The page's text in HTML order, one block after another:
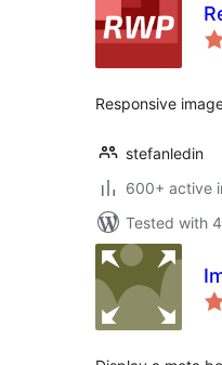
Responsive
stefanledin
600+ active
Tested with